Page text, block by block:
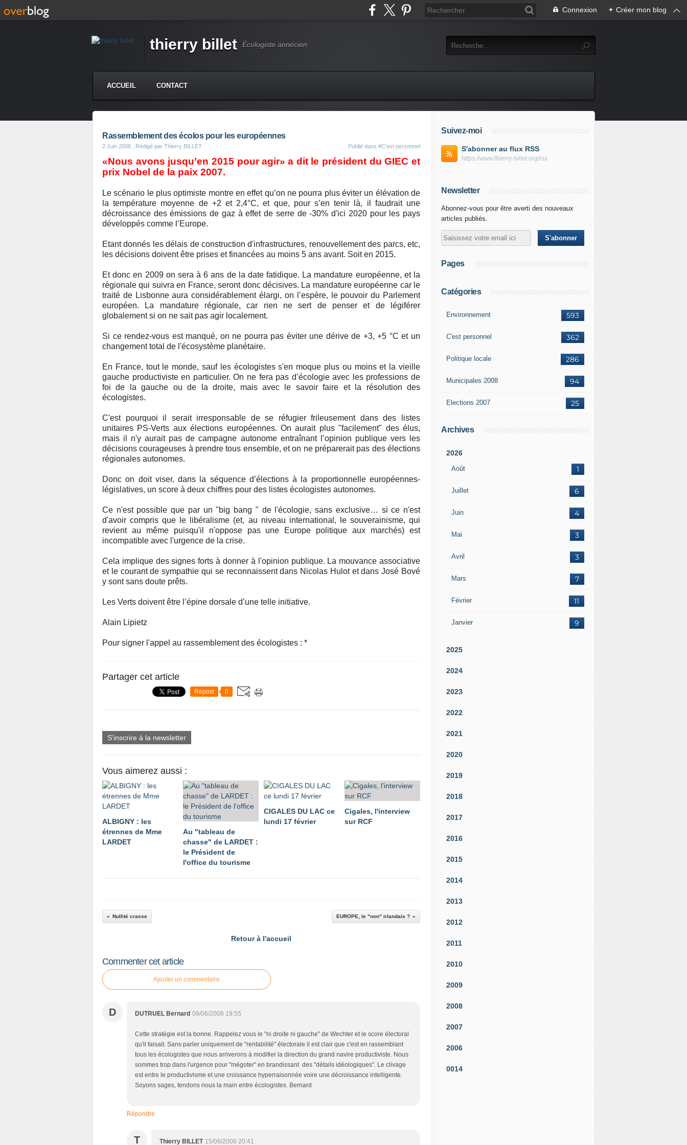
Connexion + Créer mon blog
thierry billet Écologiste annécien
ACCUEIL CONTACT
Rassemblement des écolos pour les européennes
2 Juin 2008 , Rédigé par Thierry BILLET Publié dans #C'est personnel
«Nous avons jusqu’en 2015 pour agir» a dit le président du GIEC et
prix Nobel de la paix 2007.
Le scénario le plus optimiste montre en effet qu’on ne pourra plus éviter un élévation de
la température moyenne de +2 et 2,4°C, et que, pour s’en tenir là, il faudrait une
décroissance des émissions de gaz à effet de serre de -30% d'ici 2020 pour les pays
développés comme l’Europe.
Etant donnés les délais de construction d'infrastructures, renouvellement des parcs, etc,
les décisions doivent être prises et financées au moins 5 ans avant. Soit en 2015.
Et donc en 2009 on sera à 6 ans de la date fatidique. La mandature européenne, et la
régionale qui suivra en France, seront donc décisives. La mandature européenne car le
traité de Lisbonne aura considérablement élargi, on l’espère, le pouvoir du Parlement
européen. La mandature régionale, car rien ne sert de penser et de légiférer
globalement si on ne sait pas agir localement.
Si ce rendez-vous est manqué, on ne pourra pas éviter une dérive de +3, +5 °C et un
changement total de l'écosystème planétaire.
En France, tout le monde, sauf les écologistes s'en moque plus ou moins et la vieille
gauche productiviste en particulier. On ne fera pas d’écologie avec les professions de
foi de la gauche ou de la droite, mais avec le savoir faire et la résolution des
écologistes.
C'est pourquoi il serait irresponsable de se réfugier frileusement dans des listes
unitaires PS-Verts aux élections européennes. On aurait plus "facilement" des élus,
mais il n'y aurait pas de campagne autonome entraînant l’opinion publique vers les
décisions courageuses à prendre tous ensemble, et on ne préparerait pas des élections
régionales autonomes.
Donc on doit viser, dans la séquence d’élections à la proportionnelle européennes-
législatives, un score à deux chiffres pour des listes écologistes autonomes.
Ce n'est possible que par un "big bang " de l'écologie, sans exclusive… si ce n'est
d'avoir compris que le libéralisme (et, au niveau international, le souverainisme, qui
revient au même puisqu'il n'oppose pas une Europe politique aux marchés) est
incompatible avec l'urgence de la crise.
Cela implique des signes forts à donner à l'opinion publique. La mouvance associative
et le courant de sympathie qui se reconnaissent dans Nicolas Hulot et dans José Bové
y sont sans doute prêts.
Les Verts doivent être l’épine dorsale d’une telle initiative.
Alain Lipietz
Pour signer l'appel au rassemblement des écologistes : *
Partager cet article
Repost 0
S'inscrire à la newsletter
Vous aimerez aussi :
ALBIGNY : les
étrennes de Mme
LARDET
Au "tableau de
chasse" de LARDET :
le Président de
l'office du tourisme
CIGALES DU LAC ce
lundi 17 février
Cigales, l'interview
sur RCF
Nullité crasse EUROPE, le "non" irlandais ?
Retour à l'accueil
Commenter cet article
Ajouter un commentaire
D DUTRUEL Bernard 09/06/2008 19:55
Cette stratégie est la bonne. Rappelez vous le "ni droite ni gauche" de Wechter et le score électoral
qu'il faisait. Sans parler uniquement de "rentabilité" électorale il est clair que c'est en rassemblant
tous les écologistes que nous arriverons à modifier la direction du grand navire productiviste. Nous
sommes trop dans l'urgence pour "mégoter" en brandissant des "détails idéologiques". Le clivage
est entre le productivisme et une croissance hyperraisonnée voire une décroissance intelligente.
Soyons sages, tendons nous la main entre écologistes. Bernard
Répondre
T Thierry BILLET 15/06/2008 20:41
Suivez-moi
S'abonner au flux RSS
https://www.thierry-billet.org/rss
Newsletter
Abonnez-vous pour être averti des nouveaux
articles publiés.
Pages
Catégories
593
Environnement
362
C'est personnel
286
Politique locale
94
Municipales 2008
25
Elections 2007
Archives
2026
Août 1
Juillet 6
Juin 4
Mai 3
Avril 3
Mars 7
Février 11
Janvier 9
2025
2024
2023
2022
2021
2020
2019
2018
2017
2016
2015
2014
2013
2012
2011
2010
2009
2008
2007
2006
0014